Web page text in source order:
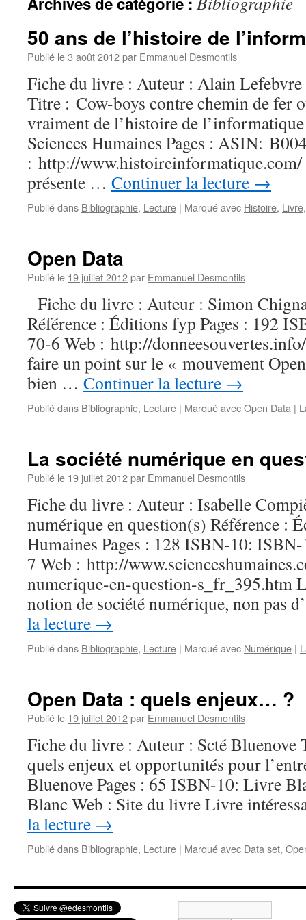
50 ans de l’histoire de
Publié le3 août 2012par Emmanuel Desmontils
Fiche du livre : Auteur : Alain
Titre : Cow-boys contre chemin de fer
vraiment de l’histoire de
Sciences Humaines Pages : ASIN:
: http://
présente … Continuer la lecture →
Publié dans Bibliographie, Lecture | Marqué avec Histoire, Livre
Open Data
Publié le 19 juillet 2012par Emmanuel Desmontils
Fiche du livre : Auteur : Simon
Référence : Éditions fyp Pages : 192
70-6 Web : http://
faire un point sur le « mouvement
bien … Continuer la lecture →
Publié dans Bibliographie, Lecture | Marqué avecOpen Data |
La société numérique en
Publié le 19 juillet 2012par Emmanuel Desmontils
Fiche du livre : Auteur : Isabelle
numérique en question(s) Référence :
Humaines Pages : 128 ISBN-10:
7 Web : http://
numerique-en-question-s_fr_395.htm
notion de société numérique, non pas
la lecture →
Publié dans Bibliographie, Lecture | Marqué avec Numérique |
Open Data : quels enjeux… ?
Publié le 19 juillet 2012par Emmanuel Desmontils
Fiche du livre : Auteur : Scté Bluenove
quels enjeux et opportunités pour
Bluenove Pages : 65 ISBN-10: Livre
Blanc Web : Site du livre Livre
la lecture →
Publié dans Bibliographie, Lecture | Marqué avec Data set,